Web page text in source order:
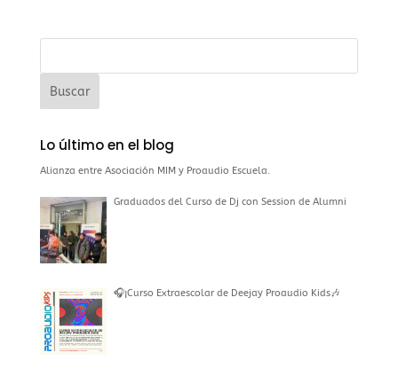
Lo último en el blog
Alianza entre Asociación MIM y Proaudio Escuela.
Graduados del Curso de Dj con Session de Alumni
🎧¡Curso Extraescolar de Deejay Proaudio Kids🎶